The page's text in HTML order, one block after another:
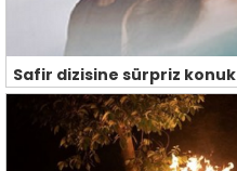
Safir dizisine sürpriz konuk